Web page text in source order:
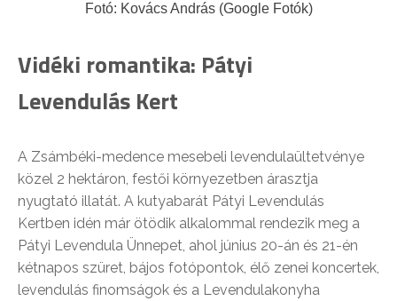
Fotó: Kovács András (Google Fotók)
Vidéki romantika: Pátyi
Levendulás Kert
A Zsámbéki-medence mesebeli levendulaültetvénye
közel 2 hektáron, festői környezetben árasztja
nyugtató illatát. A kutyabarát Pátyi Levendulás
Kertben idén már ötödik alkalommal rendezik meg a
Pátyi Levendula Ünnepet, ahol június 20-án és 21-én
kétnapos szüret, bájos fotópontok, élő zenei koncertek,
levendulás finomságok és a Levendulakonyha